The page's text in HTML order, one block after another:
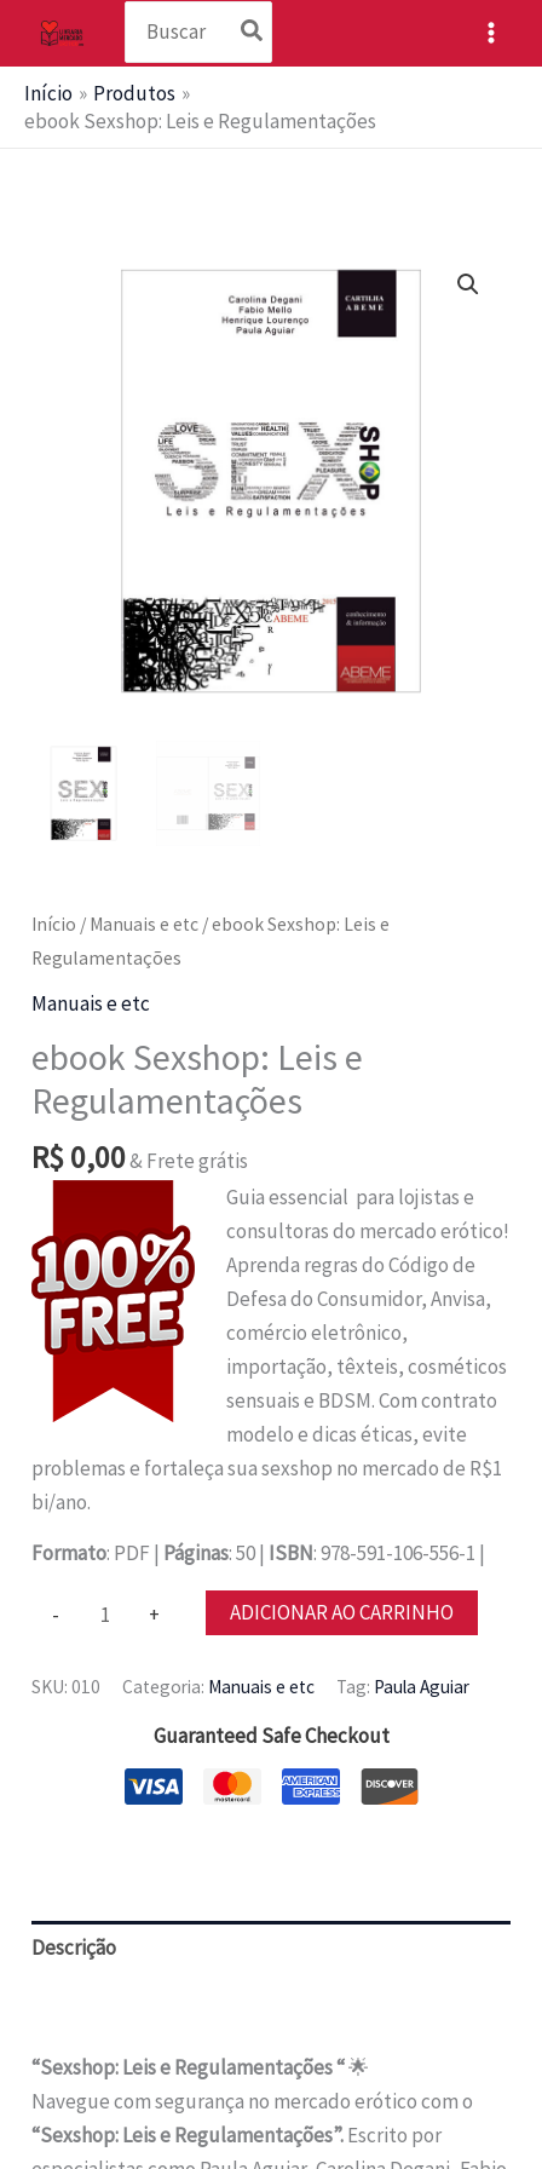
conteúdo
Início
Produtos
ebook Sexshop: Leis e Regulamentações
Início / Manuais e etc / ebook Sexshop: Leis e
Regulamentações
Manuais e etc
ebook Sexshop: Leis e
Regulamentações
R$0,00& Frete grátis
Guia essencial para lojistas e
consultoras do mercado erótico!
Aprenda regras do Código de
Defesa do Consumidor, Anvisa,
comércio eletrônico,
importação, têxteis, cosméticos
sensuais e BDSM. Com contrato
modelo e dicas éticas, evite
problemas e fortaleça sua sexshop no mercado de R$1
bi/ano.
Formato: PDF | Páginas: 50 | ISBN: 978-591-106-556-1 |
-
Leis
Regulamentações
quantidade
+ ADICIONAR AO CARRINHO
SKU:010 Categoria: Manuais e etc Tag: Paula Aguiar
Guaranteed Safe Checkout
Descrição
“Sexshop: Leis e Regulamentações “🌟
Navegue com segurança no mercado erótico com o
“Sexshop: Leis e Regulamentações”.Escrito por